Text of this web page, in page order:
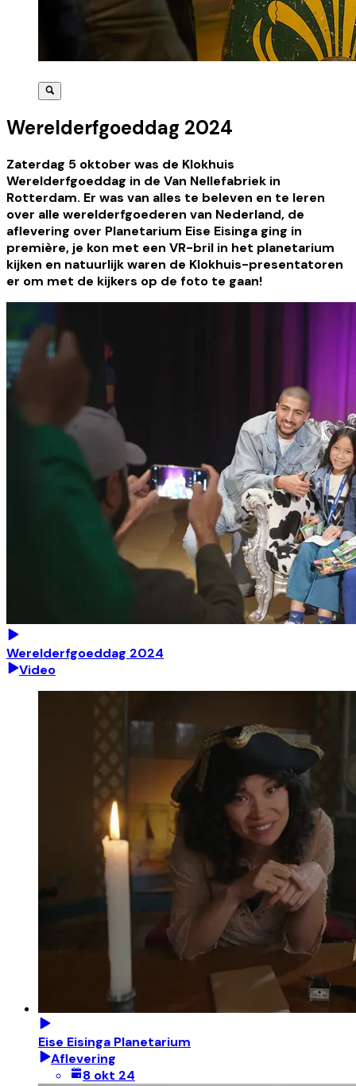
Werelderfgoeddag 2024
Zaterdag 5 oktober was de Klokhuis
Werelderfgoeddag in de Van Nellefabriek in
Rotterdam. Er was van alles te beleven en te leren
over alle werelderfgoederen van Nederland, de
aflevering over Planetarium Eise Eisinga ging in
première, je kon met een VR-bril in het planetarium
kijken en natuurlijk waren de Klokhuis-presentatoren
er om met de kijkers op de foto te gaan!
Werelderfgoeddag 2024
Video
Eise Eisinga Planetarium
Aflevering
8 okt 24